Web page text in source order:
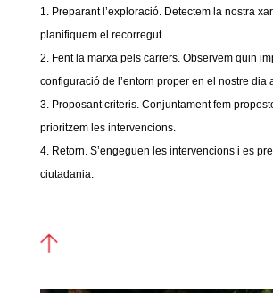
Preparant l’exploració. Detectem la nostra
planifiquem el recorregut.
Fent la marxa pels carrers. Observem quin
configuració de l’entorn proper en el nostre dia
Proposant criteris. Conjuntament fem
prioritzem les intervencions.
Retorn. S’engeguen les intervencions i es
ciutadania.